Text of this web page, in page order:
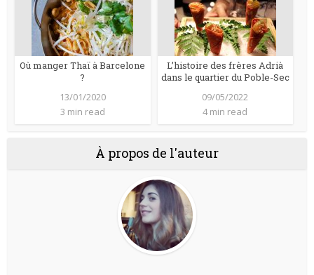
Où manger Thaï à Barcelone
?
13/01/2020
3 min read
L’histoire des frères Adrià
dans le quartier du Poble-Sec
09/05/2022
4 min read
À propos de l'auteur